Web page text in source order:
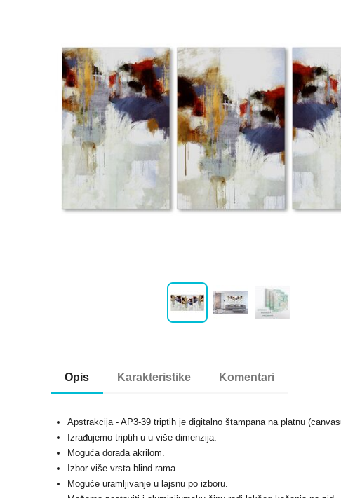
Opis Karakteristike Komentari
Apstrakcija - AP3-39 triptih je digitalno štampana na platnu
Izrađujemo triptih u u više dimenzija.
Moguća dorada akrilom.
Izbor više vrsta blind rama.
Moguće uramljivanje u lajsnu po izboru.